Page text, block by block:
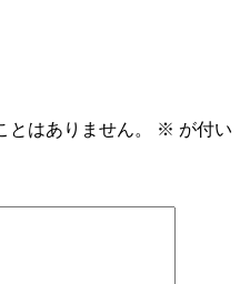
はありません。 ※ が付い